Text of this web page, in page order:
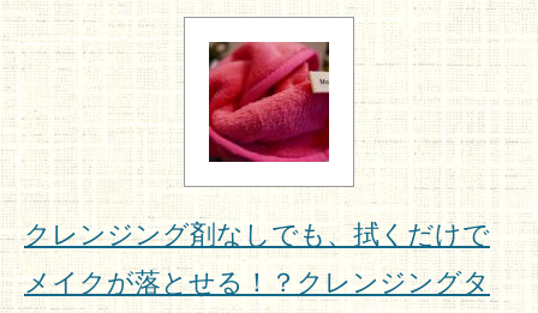
クレンジング剤なしでも、拭くだけで
メイクが落とせる！？クレンジングタ